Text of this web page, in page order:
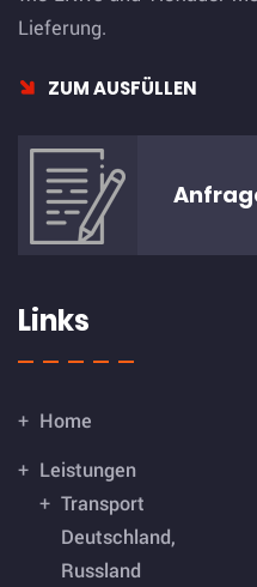
Lieferung.
ZUM AUSFÜLLEN
Links
Home
Leistungen
Transport
Deutschland,
Russland